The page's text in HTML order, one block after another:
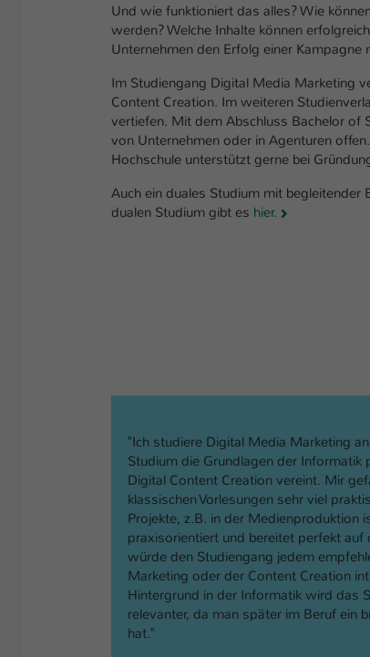
Und wie funktioniert das alles? Wie
werden? Welche Inhalte können
Unternehmen den Erfolg einer Kampagne
Im Studiengang Digital Media Marketing
Content Creation. Im weiteren
vertiefen. Mit dem Abschluss Bachelor of
von Unternehmen oder in Agenturen
Hochschule unterstützt gerne bei
Auch ein duales Studium mit
dualen Studium gibt es hier.
"Ich studiere Digital Media Marketing
Studium die Grundlagen der
Digital Content Creation vereint. Mir
klassischen Vorlesungen sehr viel
Projekte, z.B. in der Medienproduktion
praxisorientiert und bereitet perfekt auf
würde den Studiengang jedem
Marketing oder der Content Creation
Hintergrund in der Informatik wird das
relevanter, da man später im Beruf ein
hat."